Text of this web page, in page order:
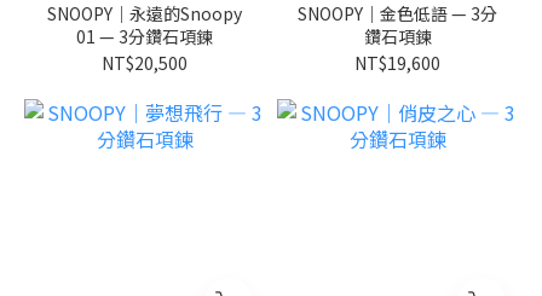
SNOOPY｜永遠的Snoopy
01 — 3分鑽石項鍊
NT$20,500
SNOOPY｜金色低語 — 3分
鑽石項鍊
NT$19,600